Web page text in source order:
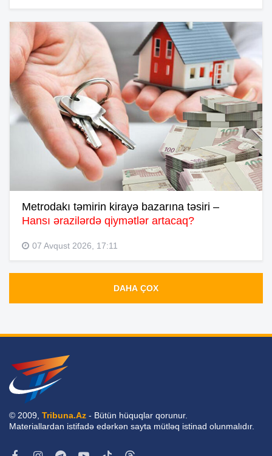
Metrodakı təmirin kirayə bazarına təsiri –
Hansı ərazilərdə qiymətlər artacaq?
07 Avqust 2026, 17:11
DAHA ÇOX
© 2009, Tribuna.Az - Bütün hüquqlar qorunur.
Materiallardan istifadə edərkən sayta mütləq istinad olunmalıdır.